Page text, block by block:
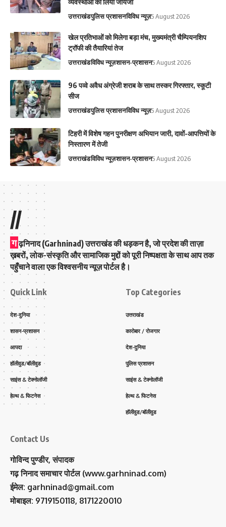
उत्तराखंडपुलिस प्रशासनविविध न्यूज़5 August 2026
‎खेल प्रतिभाओं को मिलेगा बड़ा मंच, मुख्यमंत्री चैम्पियनशिप
ट्रॉफी की तैयारियां तेज
उत्तराखंडविविध न्यूज़शासन-प्रशासन5 August 2026
96 पव्वे अवैध अंग्रेजी शराब के साथ तस्कर गिरफ्तार, स्कूटी
सीज
उत्तराखंडपुलिस प्रशासनविविध न्यूज़5 August 2026
‎टिहरी में विशेष गहन पुनरीक्षण अभियान जारी, दावों-आपत्तियों के
निस्तारण में तेजी‎
उत्तराखंडविविध न्यूज़शासन-प्रशासन5 August 2026
//
ग ढ़निनाद (Garhninad) उत्तराखंड की धड़कन है, जो प्रदेश की ताज़ा
ख़बरों, लोक-संस्कृति और सामाजिक मुद्दों को पूरी निष्पक्षता के साथ आप तक
पहुँचाने वाला एक विश्वसनीय न्यूज़ पोर्टल है।
Quick Link
देश-दुनिया
शासन-प्रशासन
आपदा
हॉलीवुड/बॉलीवुड
साइंस & टेक्नोलॉजी
हेल्थ & फिटनेस
Top Categories
उत्तराखंड
कारोबार / रोजगार
देश-दुनिया
पुलिस प्रशासन
साइंस & टेक्नोलॉजी
हेल्थ & फिटनेस
हॉलीवुड/बॉलीवुड
Contact Us
गोविन्द पुण्डीर, संपादक
गढ़ निनाद समाचार पोर्टल (www.garhninad.com)
ईमेल: garhninad@gmail.com
मोबाइल: 9719150118, 8171220010